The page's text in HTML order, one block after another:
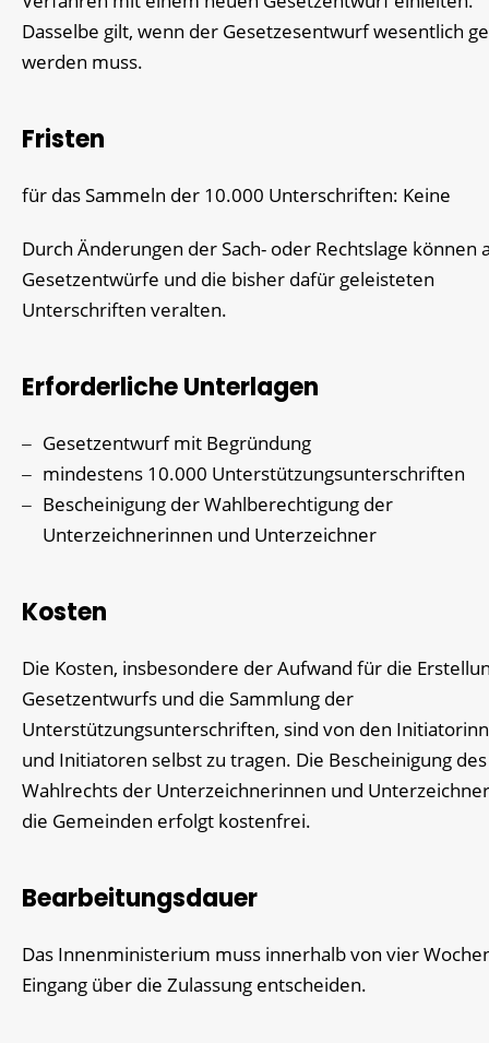
Dasselbe gilt, wenn der Gesetzesentwurf wesentlich
werden muss.
Fristen
für das Sammeln der 10.000 Unterschriften: Keine
Durch Änderungen der Sach- oder Rechtslage können
Gesetzentwürfe und die bisher dafür geleisteten
Unterschriften veralten.
Erforderliche Unterlagen
Gesetzentwurf mit Begründung
mindestens 10.000 Unterstützungsunterschriften
Bescheinigung der Wahlberechtigung der
Unterzeichnerinnen und Unterzeichner
Kosten
Die Kosten, insbesondere der Aufwand für die
Gesetzentwurfs und die Sammlung der
Unterstützungsunterschriften, sind von den
und Initiatoren selbst zu tragen. Die Bescheinigung des
Wahlrechts der Unterzeichnerinnen und
die Gemeinden erfolgt kostenfrei.
Bearbeitungsdauer
Das Innenministerium muss innerhalb von vier
Eingang über die Zulassung entscheiden.